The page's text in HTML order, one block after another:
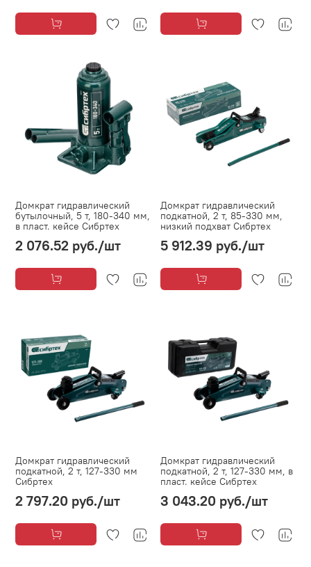
Домкрат гидравлический
бутылочный, 5 т, 180-340 мм,
в пласт. кейсе Сибртех
2 076.52 руб./шт
Домкрат гидравлический
подкатной, 2 т, 85-330 мм,
низкий подхват Сибртех
5 912.39 руб./шт
Домкрат гидравлический
подкатной, 2 т, 127-330 мм
Сибртех
2 797.20 руб./шт
Домкрат гидравлический
подкатной, 2 т, 127-330 мм, в
пласт. кейсе Сибртех
3 043.20 руб./шт